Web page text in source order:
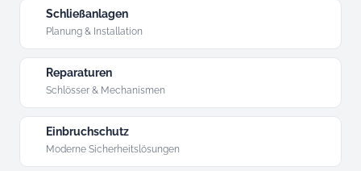
Schließanlagen
Planung & Installation
Reparaturen
Schlösser & Mechanismen
Einbruchschutz
Moderne Sicherheitslösungen